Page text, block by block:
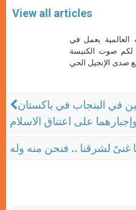
View all articles
يعمل في
لكم صوت الكنيسة
في البنجاب في باكستان
على اعتناق الاسلام
غنىً لشرقنا .. فنحن منه وله